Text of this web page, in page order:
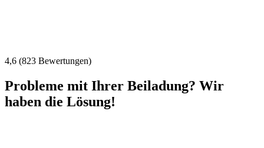
4,6 (823 Bewertungen)
Probleme mit Ihrer Beiladung? Wir
haben die Lösung!